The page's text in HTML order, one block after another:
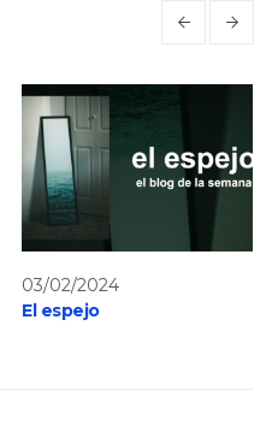
03/02/2024
El espejo